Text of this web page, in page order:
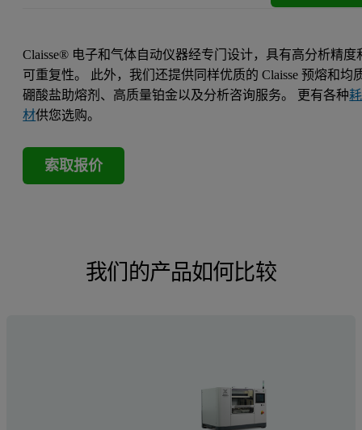
Claisse® 电子和气体自动仪器经专门设计，具有高分析精度
可重复性。 此外，我们还提供同样优质的 Claisse 预熔和均
硼酸盐助熔剂、高质量铂金以及分析咨询服务。 更有各种耗
材供您选购。
索取报价
我们的产品如何比较